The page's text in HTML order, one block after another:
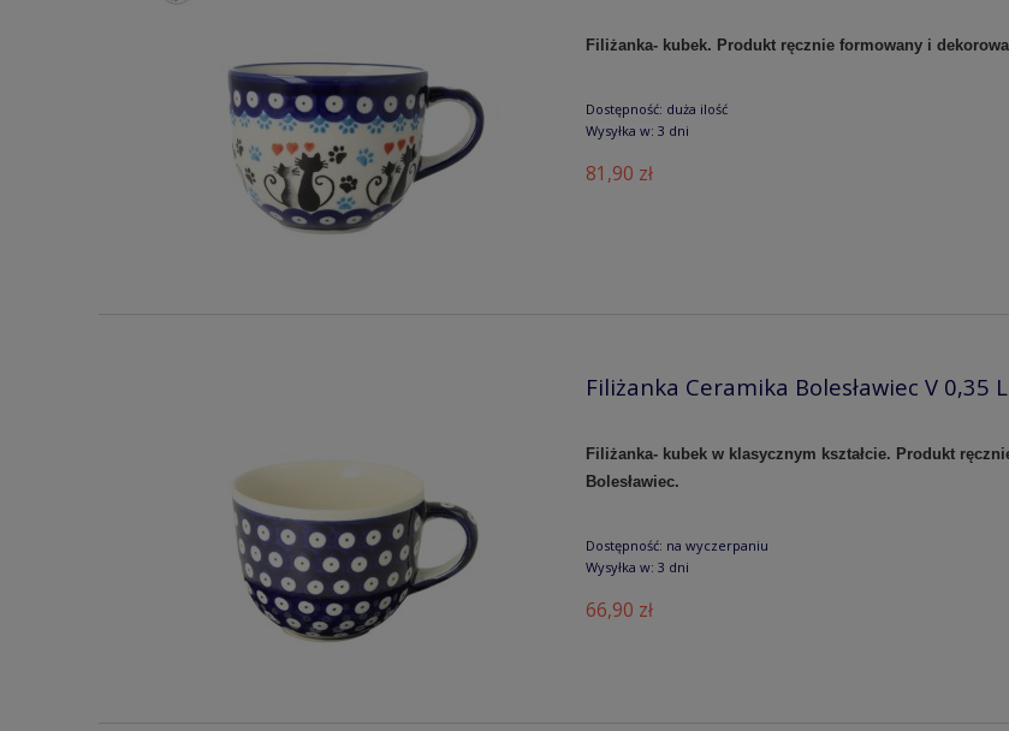
Filiżanka- kubek. Produkt ręcznie formowany i
Dostępność: duża ilość
Wysyłka w: 3 dni
81,90 zł
Filiżanka Ceramika Bolesławiec V 0,35
Filiżanka- kubek w klasycznym kształcie. Produkt
Bolesławiec.
Dostępność: na wyczerpaniu
Wysyłka w: 3 dni
66,90 zł